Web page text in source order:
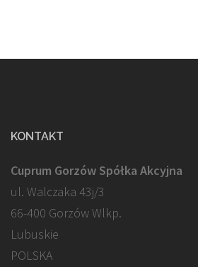
KONTAKT
Cuprum Gorzów Spółka Akcyjna
ul. Walczaka 43j/3
66-400 Gorzów Wlkp.
Lubuskie
POLSKA